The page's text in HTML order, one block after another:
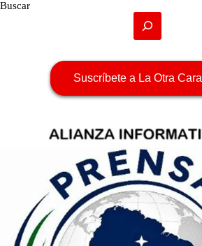
Buscar
Suscríbete a La Otra Cara